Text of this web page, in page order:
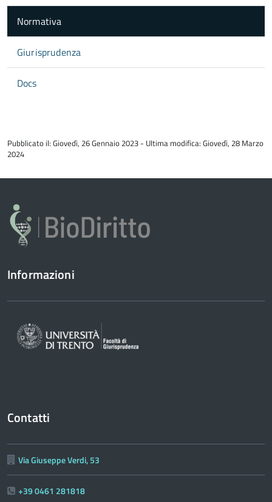
Normativa
Giurisprudenza
Docs
del
contenuto
Pubblicato il: Giovedì, 26 Gennaio 2023 - Ultima modifica: Giovedì, 28 Marzo
2024
Informazioni
Contatti
Via Giuseppe Verdi, 53
+39 0461 281818